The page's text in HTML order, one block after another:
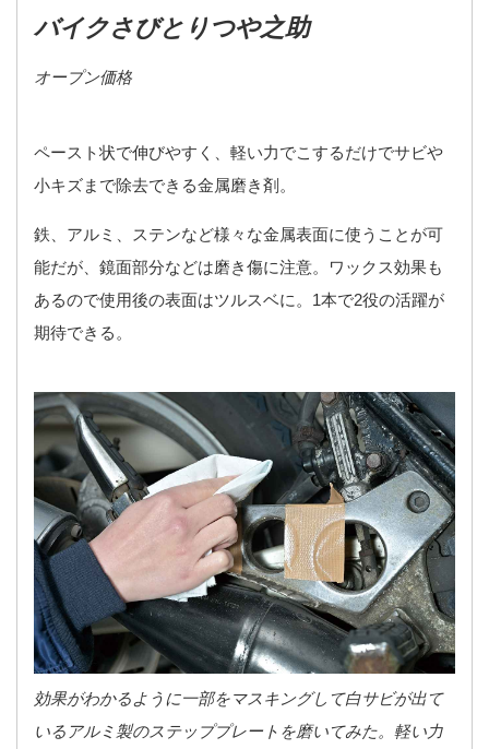
バイクさびとりつや之助
オープン価格
ペースト状で伸びやすく、軽い力でこするだけでサビや
小キズまで除去できる金属磨き剤。
鉄、アルミ、ステンなど様々な金属表面に使うことが可
能だが、鏡面部分などは磨き傷に注意。ワックス効果も
あるので使用後の表面はツルスベに。1本で2役の活躍が
期待できる。
効果がわかるように一部をマスキングして白サビが出て
いるアルミ製のステッププレートを磨いてみた。軽い力